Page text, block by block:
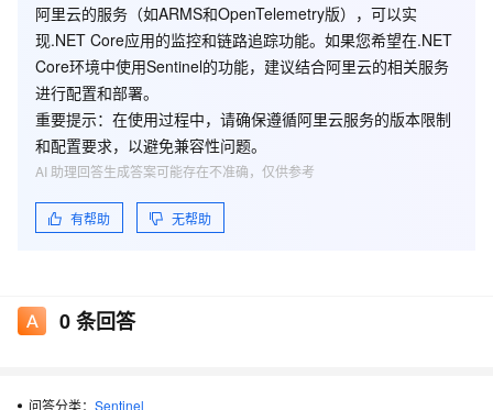
阿里云的服务（如ARMS和OpenTelemetry版），可以实
现.NET Core应用的监控和链路追踪功能。如果您希望在.NET
Core环境中使用Sentinel的功能，建议结合阿里云的相关服务
进行配置和部署。
重要提示：在使用过程中，请确保遵循阿里云服务的版本限制
和配置要求，以避免兼容性问题。
有帮助 无帮助
AI 助理回答生成答案可能存在不准确，仅供参考
0条回答
问答分类： Sentinel